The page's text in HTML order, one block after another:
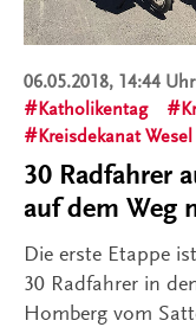
06.05.2018, 14:44 Uhr
Katholikentag
Kreisdekanat Wesel
30 Radfahrer
auf dem Weg
Die erste Etappe
30 Radfahrer in
Homberg vom